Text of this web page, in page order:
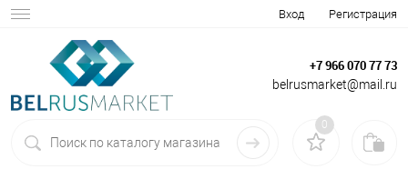
Вход Регистрация
+7 966 070 77 73
belrusmarket@mail.ru
0